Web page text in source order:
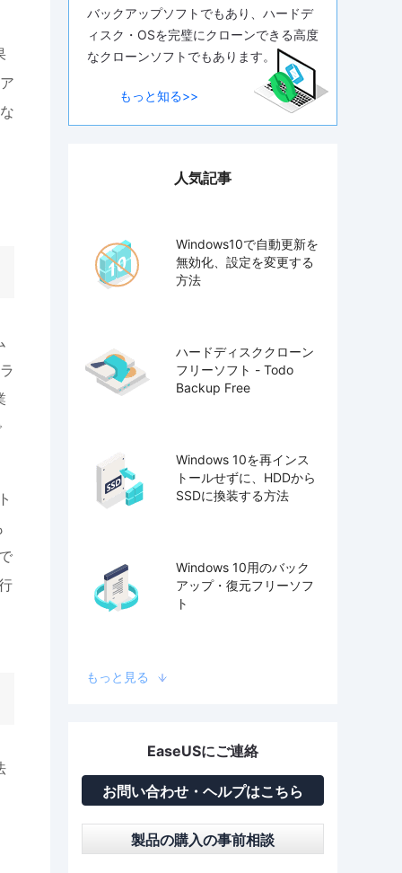
バックアップソフトでもあり、ハードデ
ィスク・OSを完璧にクローンできる高度
なクローンソフトでもあります。
もっと知る>>
人気記事
Windows10で自動更新を
無効化、設定を変更する
方法
ハードディスククローン
フリーソフト - Todo
Backup Free
Windows 10を再インス
トールせずに、HDDから
SSDに換装する方法
Windows 10用のバック
アップ・復元フリーソフ
ト
もっと見る
EaseUSにご連絡
お問い合わせ・ヘルプはこちら
製品の購入の事前相談